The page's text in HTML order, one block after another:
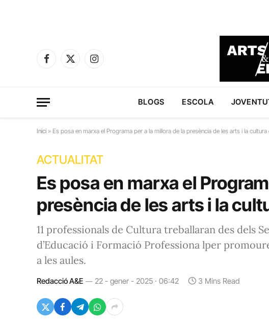
Facebook
X
Instagram
BLOGS ESCOLA
Inici » Es posa en marxa el Programa per a la millora de la presència de les arts i la cultura
ACTUALITAT
Es posa en marxa el
presència de les arts i la
11 professionals de Cultura treballaran des dels
d’Educació i Formació Professiona lper
a les aules.
Redacció A&E 22 - gener - 2025 · 06:42 3 Mins Read